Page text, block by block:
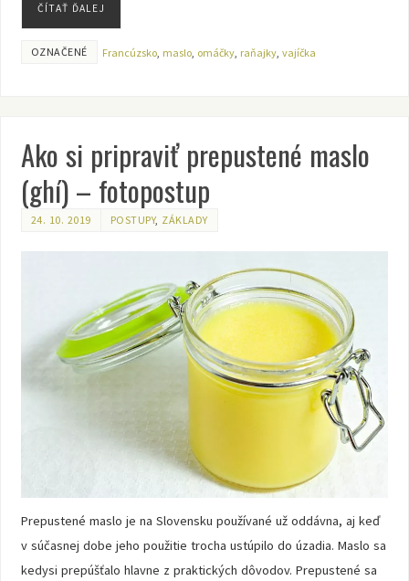
ČÍTAŤ ĎALEJ
OZNAČENÉ Francúzsko, maslo, omáčky, raňajky, vajíčka
Ako si pripraviť prepustené maslo
(ghí) – fotopostup
24. 10. 2019 POSTUPY, ZÁKLADY
Prepustené maslo je na Slovensku používané už oddávna, aj keď
v súčasnej dobe jeho použitie trocha ustúpilo do úzadia. Maslo sa
kedysi prepúšťalo hlavne z praktických dôvodov. Prepustené sa